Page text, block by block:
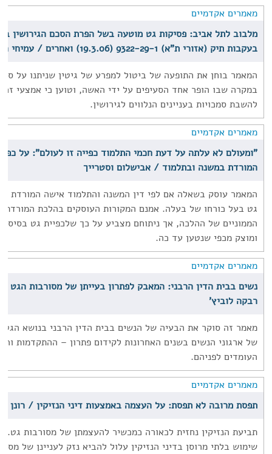
מאמרים אקדמיים
מלבוב לתל אביב: פסיקות גט מוטעה בשל הפרת הסכם הגירושין
בעקבות תיק (אזורי ת"א) 9322-29-1 (19.3.06) ואחרים / עמיחי רדזינר
המאמר בוחן את התופעה של ביטול למפרע של גיטין שניתנו על
במקרה שבו הופר אחד הסעיפים על ידי האשה, וטוען כי אמצעי
להשבת סמכויות בעניינים הנלווים לגירושין.
מאמרים אקדמיים
"ומעולם לא עלתה על דעת חכמי התלמוד כפייה זו לעולם": על
המורדת במשנה ובתלמוד / אבישלום וסטרייך
המאמר עוסק בשאלה אם לפי דין המשנה והתלמוד אישה המורדת
גט בעל כורחו של בעלה. אמנם המקורות העוסקים בהלכת המורדת
הממוניים של ההלכה, אך ניתוחם מצביע על כך שלכפיית גט בסיס
ומוצק מכפי שנטען עד כה.
מאמרים אקדמיים
נשים בבית הדין הרבני: המאבק לפתרון בעייתן של מסורבות הגט
רבקה לוביץ'
מאמר זה סוקר את הבעיה של הנשים בבית הדין הרבני בנושא הגט
של ארגוני הנשים בשנים האחרונות לקידום פתרון – ההתקדמות
העומדים לפניהם.
מאמרים אקדמיים
תפסת מרובה לא תפסת: על העצמה באמצעות דיני הנזיקין / רונן
תביעת הנזיקין נחזית לכאורה כמכשיר להעצמתן של מסורבות גט.
שימוש בלתי מרוסן בדיני הנזיקין עלול להביא נזק לעניינן של